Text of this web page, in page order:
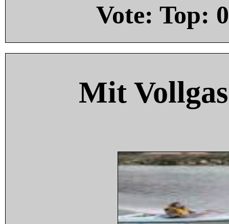
Vote: Top: 0
Mit